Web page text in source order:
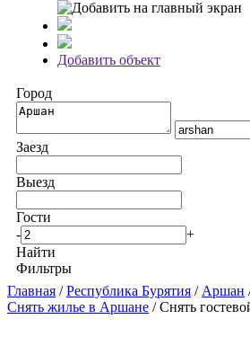
Добавить объект
Город
Заезд
Выезд
Гости
-
+
Найти
Фильтры
Главная /Республика Бурятия / Аршан
Снять жилье в Аршане / Снять